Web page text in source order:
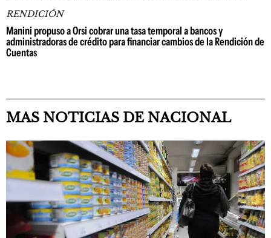
RENDICIÓN
Manini propuso a Orsi cobrar una tasa temporal a bancos y
administradoras de crédito para financiar cambios de la Rendición de
Cuentas
MAS NOTICIAS DE NACIONAL